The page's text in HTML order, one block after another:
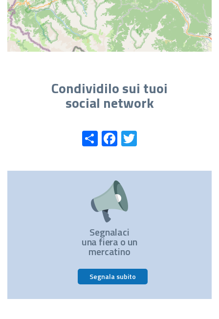
Condividilo sui tuoi
social network
ShareFacebook
Segnalaci
una fiera o un
mercatino
Segnala subito